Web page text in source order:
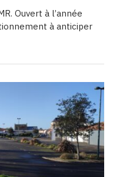
Ouvert à l’année
à anticiper